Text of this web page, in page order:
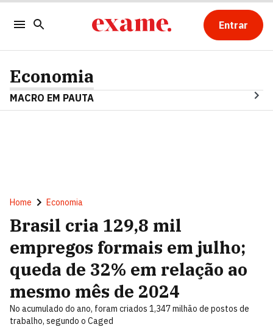
Entrar
Economia
MACRO EM PAUTA
Home Economia
Brasil cria 129,8 mil
empregos formais em julho;
queda de 32% em relação ao
mesmo mês de 2024
No acumulado do ano, foram criados 1,347 milhão de postos de
trabalho, segundo o Caged